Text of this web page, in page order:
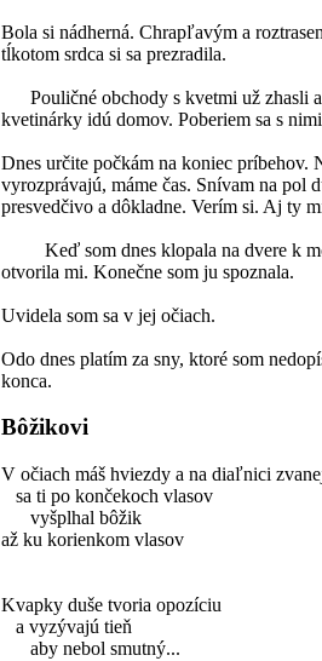
Bola si nádherná. Chrapľavým a
tĺkotom srdca si sa prezradila.
Pouličné obchody s kvetmi už zhasli a
kvetinárky idú domov. Poberiem sa s
Dnes určite počkám na koniec príbehov.
vyrozprávajú, máme čas. Snívam na pol
presvedčivo a dôkladne. Verím si. Aj ty
Keď som dnes klopala na dvere k
otvorila mi. Konečne som ju spoznala.
Uvidela som sa v jej očiach.
Odo dnes platím za sny, ktoré som
konca.
Bôžikovi
V očiach máš hviezdy a na diaľnici
sa ti po končekoch vlasov
vyšplhal bôžik
až ku korienkom vlasov
Kvapky duše tvoria opozíciu
a vyzývajú tieň
aby nebol smutný...